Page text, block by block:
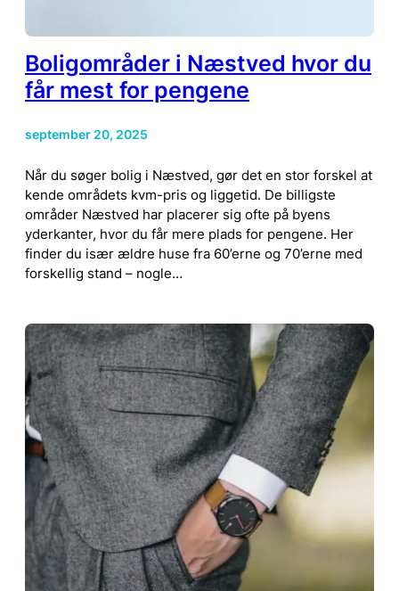
Boligområder i Næstved hvor du
får mest for pengene
september 20, 2025
Når du søger bolig i Næstved, gør det en stor forskel at
kende områdets kvm-pris og liggetid. De billigste
områder Næstved har placerer sig ofte på byens
yderkanter, hvor du får mere plads for pengene. Her
finder du især ældre huse fra 60’erne og 70’erne med
forskellig stand – nogle…